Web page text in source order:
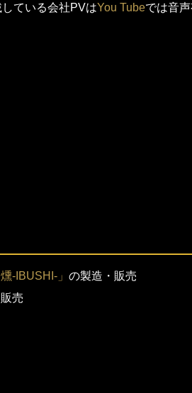
している会社PVはYou Tubeでは音
-IBUSHI-」 の製造・販売
売